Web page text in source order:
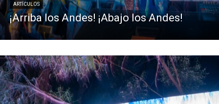
ARTÍCULOS
¡Arriba los Andes! ¡Abajo los Andes!